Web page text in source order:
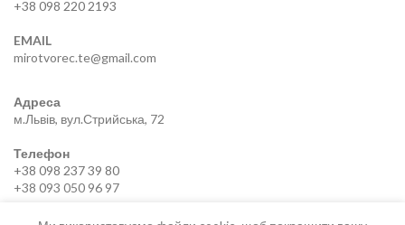
+38 098 220 2193
EMAIL
mirotvorec.te@gmail.com
Адреса
м.Львів, вул.Стрийська, 72
Телефон
+38 098 237 39 80
+38 093 050 96 97